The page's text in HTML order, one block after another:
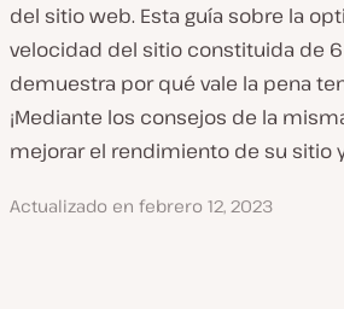
del sitio web. Esta guía sobre la
velocidad del sitio constituida de
demuestra por qué vale la pena
¡Mediante los consejos de la
mejorar el rendimiento de su sitio
Actualizado en febrero 12, 2023